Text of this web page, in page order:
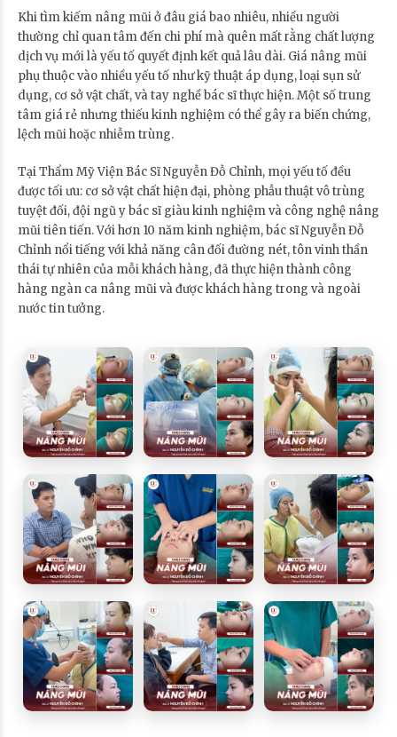
Khi tìm kiếm nâng mũi ở đâu giá bao nhiêu, nhiều người
thường chỉ quan tâm đến chi phí mà quên mất rằng chất lượng
dịch vụ mới là yếu tố quyết định kết quả lâu dài. Giá nâng mũi
phụ thuộc vào nhiều yếu tố như kỹ thuật áp dụng, loại sụn sử
dụng, cơ sở vật chất, và tay nghề bác sĩ thực hiện. Một số trung
tâm giá rẻ nhưng thiếu kinh nghiệm có thể gây ra biến chứng,
lệch mũi hoặc nhiễm trùng.
Tại Thẩm Mỹ Viện Bác Sĩ Nguyễn Đỗ Chỉnh, mọi yếu tố đều
được tối ưu: cơ sở vật chất hiện đại, phòng phẫu thuật vô trùng
tuyệt đối, đội ngũ y bác sĩ giàu kinh nghiệm và công nghệ nâng
mũi tiên tiến. Với hơn 10 năm kinh nghiệm, bác sĩ Nguyễn Đỗ
Chỉnh nổi tiếng với khả năng cân đối đường nét, tôn vinh thần
thái tự nhiên của mỗi khách hàng, đã thực hiện thành công
hàng ngàn ca nâng mũi và được khách hàng trong và ngoài
nước tin tưởng.